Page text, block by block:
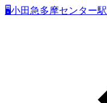
🖥小田急多摩センター駅